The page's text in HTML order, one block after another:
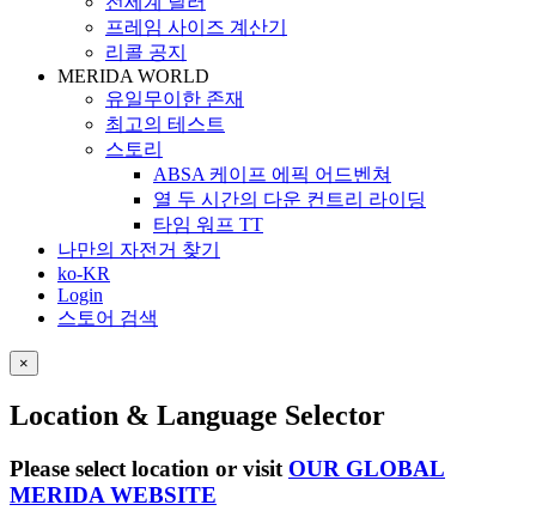
프레임 사이즈 계산기
리콜 공지
MERIDA WORLD
유일무이한 존재
최고의 테스트
스토리
ABSA 케이프 에픽 어드벤쳐
열 두 시간의 다운 컨트리 라이딩
타임 워프 TT
나만의 자전거 찾기
ko-KR
Login
스토어 검색
×
Location & Language Selector
Please select location or visit OUR GLOBAL
MERIDA WEBSITE